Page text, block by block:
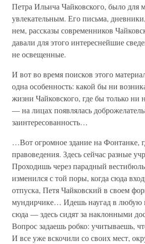
Петра Ильича Чайковского, было для
увлекательным. Его письма,
нем, рассказы современников
давали для этого интереснейшие
не освещенные.
И вот во время поисков этого
одна особенность: какой бы ни
жизни Чайковского, где бы только ни
— на лицах появлялась
заинтересованность…
…Вот огромное здание на Фонтанке,
правоведения. Здесь сейчас разные
Проходишь через парадный
изменился с той поры, когда сюда
отпуска, Петя Чайковский в своем
мундирчике… Идешь наугад в любую
сюда — здесь сидят за наклонными
Вопрос задаешь робко: учитываешь,
И все уже вскочили со своих мест,